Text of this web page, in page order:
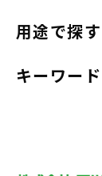
用途で探す
キーワー